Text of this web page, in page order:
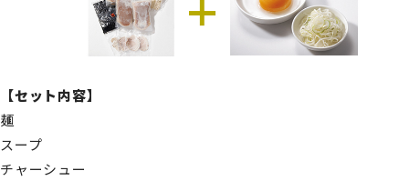
【セット内容】
麺
スープ
チャーシュー